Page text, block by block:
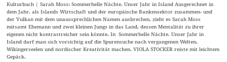
Kulturbuch | Sarah Moss: Sommerhelle Nächte. Unser Jahr in Island Ausgerechnet in
dem Jahr, als Islands Wirtschaft und der europäische Bankensektor zusammen- und
der Vulkan mit dem unaussprechlichen Namen ausbrechen, zieht es Sarah Moss
mitsamt Ehemann und zwei kleinen Jungs in das Land, dessen Mentalität zu ihrer
eigenen nicht kontrastreicher sein könnte. In Sommerhelle Nächte. Unser Jahr in
Island darf man sich vorsichtig auf die Spurensuche nach vergangenen Welten,
Wikingerseelen und nordischer Kreativität machen. VIOLA STOCKER reiste mit leichtem
Gepäck.